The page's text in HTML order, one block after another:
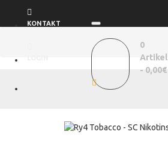
KONTAKT
0
Artikel
- 0,00€